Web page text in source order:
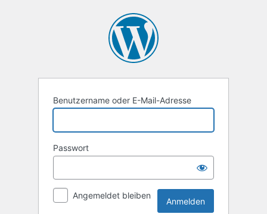
Benutzername oder E-Mail-Adresse
Passwort
Angemeldet bleiben